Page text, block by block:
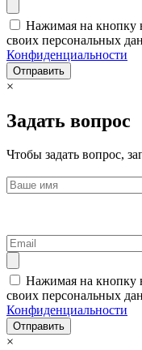
Нажимая на кнопку
своих персональных
Конфиденциальности
Отправить
×
Задать вопрос
Чтобы задать вопрос,
Нажимая на кнопку
своих персональных
Конфиденциальности
Отправить
×